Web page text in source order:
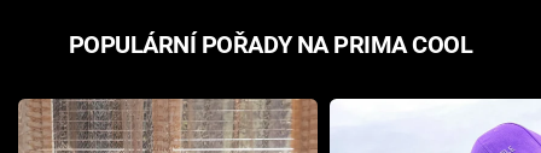
POPULÁRNÍ POŘADY NA PRIMA COOL